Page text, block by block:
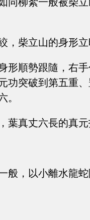
，柴立山的身形
形順勢跟隨，右
功突破到第五重
。
葉真丈六長的真
般，以小離水龍